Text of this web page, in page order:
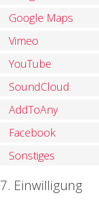
Google Maps
Vimeo
YouTube
SoundCloud
AddToAny
Facebook
Sonstiges
7. Einwilligung